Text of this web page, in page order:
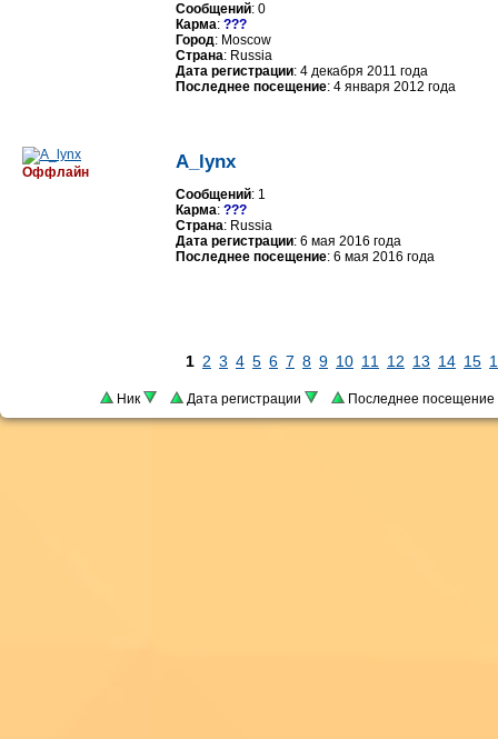
Сообщений: 0
Карма: ???
Город: Moscow
Страна: Russia
Дата регистрации: 4 декабря 2011 года
Последнее посещение: 4 января 2012 года
A_lynx
Сообщений: 1
Карма: ???
Страна: Russia
Дата регистрации: 6 мая 2016 года
Последнее посещение: 6 мая 2016 года
Оффлайн
1 2 3 4 5 6 7 8 9 10 11 12 13 14 15
Ник Дата регистрации Последнее посещение